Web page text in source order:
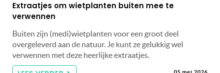
Extraatjes om wietplanten buiten mee te
verwennen
Buiten zijn (medi)wietplanten voor een groot deel
overgeleverd aan de natuur. Je kunt ze gelukkig wel
verwennen met deze heerlijke extraatjes.